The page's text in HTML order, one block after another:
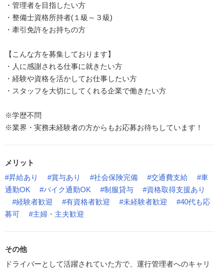
・管理者を目指したい方
・整備士資格所持者(１級～３級)
・牽引免許をお持ちの方
【こんな方を募集しております】
・人に感謝される仕事に就きたい方
・経験や資格を活かしてお仕事したい方
・スタッフを大切にしてくれる企業で働きたい方
※学歴不問
※業界・実務未経験者の方からもお応募お待ちしています！
メリット
#昇給あり
#賞与あり #社会保険完備 #交通費支給
#車
通勤OK
#バイク通勤OK #制服貸与
#資格取得支援あり
#経験者歓迎
#有資格者歓迎 #未経験者歓迎
#40代も応
募可
#主婦・主夫歓迎
その他
ドライバーとして活躍されていた方で、運行管理者へのキャリ